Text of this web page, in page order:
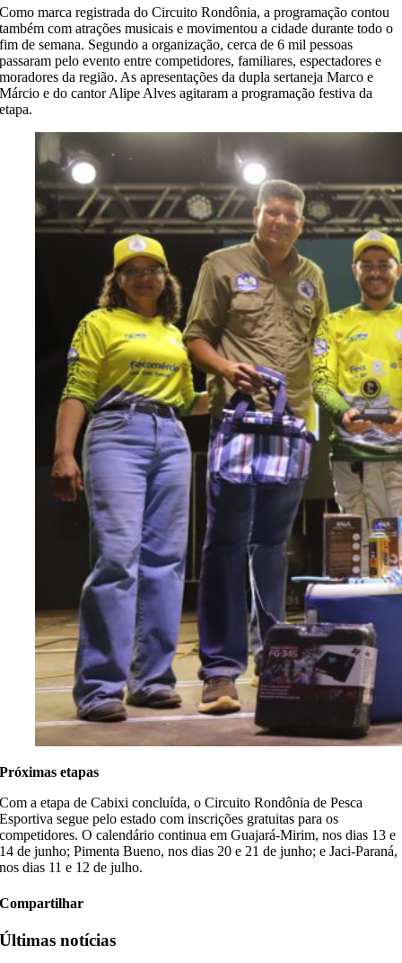
Como marca registrada do Circuito Rondônia, a programação contou
também com atrações musicais e movimentou a cidade durante todo o
fim de semana. Segundo a organização, cerca de 6 mil pessoas
passaram pelo evento entre competidores, familiares, espectadores e
moradores da região. As apresentações da dupla sertaneja Marco e
Márcio e do cantor Alipe Alves agitaram a programação festiva da
etapa.
Próximas etapas
Com a etapa de Cabixi concluída, o Circuito Rondônia de Pesca
Esportiva segue pelo estado com inscrições gratuitas para os
competidores. O calendário continua em Guajará-Mirim, nos dias 13 e
14 de junho; Pimenta Bueno, nos dias 20 e 21 de junho; e Jaci-Paraná,
nos dias 11 e 12 de julho.
Compartilhar
Últimas notícias